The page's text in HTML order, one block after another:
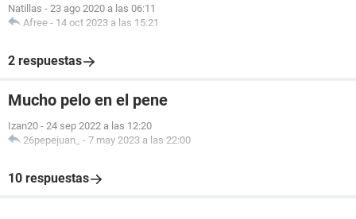
Natillas - 23 ago 2020 a las 06:11
Afree - 14 oct 2023 a las 15:21
2 respuestas
Mucho pelo en el pene
Izan20 - 24 sep 2022 a las 12:20
26pepejuan_ - 7 may 2023 a las 22:00
10 respuestas